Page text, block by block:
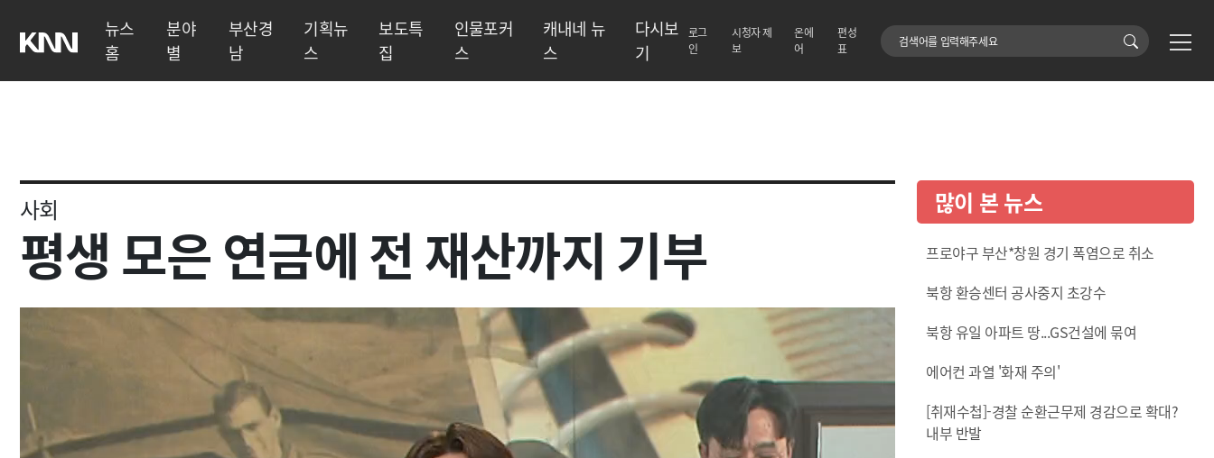
뉴스
홈
분야
별
부산경
남
기획뉴
스
보도특
집
인물포커
스
캐내네 뉴
스
다시보
기
로그
인
시청자 제
보
온에
어
편성
표
검색어
사회
평생 모은 연금에 전 재산까지 기부
많이 본 뉴스
프로야구 부산*창원 경기 폭염으로 취소
북항 환승센터 공사중지 초강수
북항 유일 아파트 땅...GS건설에 묶여
에어컨 과열 '화재 주의'
[취재수첩]-경찰 순환근무제 경감으로 확대?
내부 반발